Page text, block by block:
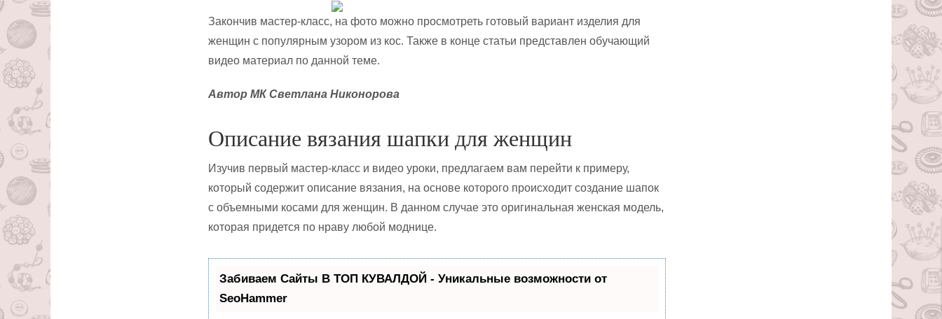
Закончив мастер-класс, на фото можно просмотреть готовый вариант изделия для
женщин с популярным узором из кос. Также в конце статьи представлен обучающий
видео материал по данной теме.
Автор МК Светлана Никонорова
Описание вязания шапки для женщин
Изучив первый мастер-класс и видео уроки, предлагаем вам перейти к примеру,
который содержит описание вязания, на основе которого происходит создание шапок
с объемными косами для женщин. В данном случае это оригинальная женская модель,
которая придется по нраву любой моднице.
Забиваем Сайты В ТОП КУВАЛДОЙ - Уникальные возможности от
SeoHammer